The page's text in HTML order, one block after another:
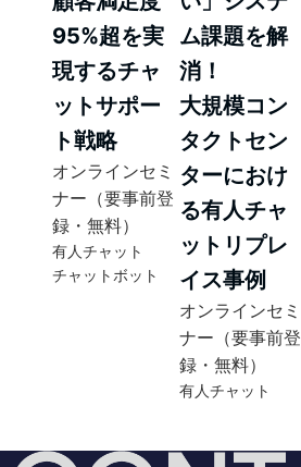
95%超を実
現するチャ
ットサポー
ト戦略
オンラインセミ
ナー（要事前登
録・無料）
有人チャット
チャットボット
ム課題を解
消！
大規模コン
タクトセン
ターにおけ
る有人チャ
ットリプレ
イス事例
オンラインセミ
ナー（要事前登
録・無料）
有人チャット